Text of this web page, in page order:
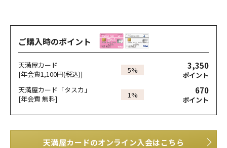
ご購入時のポイント
天満屋カード
[年会費1,100円(税込)]
5% 3,350
ポイント
天満屋カード「タスカ」
[年会費 無料]
1% 670
ポイント
天満屋カードのオンライン入会はこちら